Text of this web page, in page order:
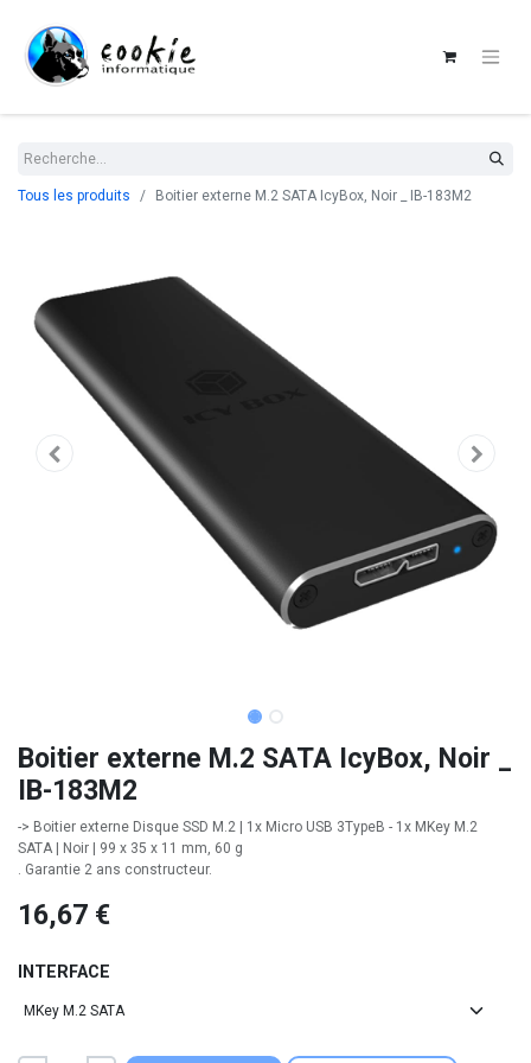
Tous les produits Boitier externe M.2 SATA IcyBox, Noir _ IB-183M2
Boitier externe M.2 SATA IcyBox, Noir _
IB-183M2
-> Boitier externe Disque SSD M.2 | 1x Micro USB 3TypeB - 1x MKey M.2
SATA | Noir | 99 x 35 x 11 mm, 60 g
. Garantie 2 ans constructeur.
16,67 €
INTERFACE